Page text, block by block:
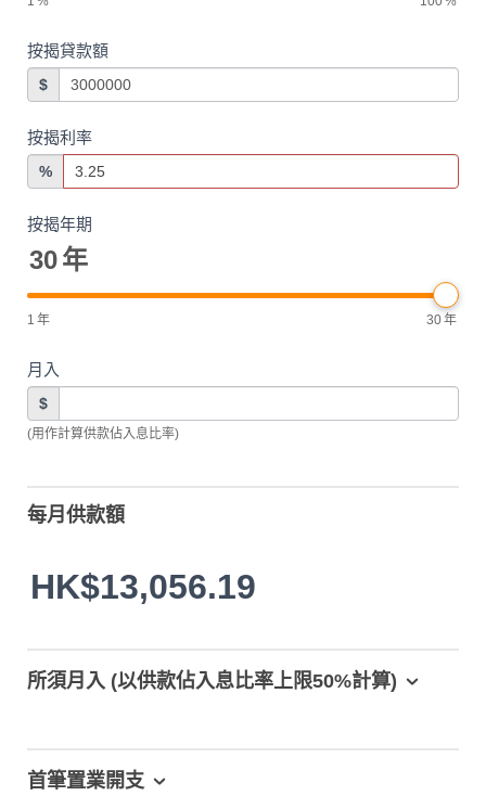
按揭貸款額
$
按揭利率
%
按揭年期
30年
1 年 30年
月入
$
(用作計算供款佔入息比率)
每月供款額
HK$13,056.19
所須月入 (以供款佔入息比率上限50%計算)
首筆置業開支